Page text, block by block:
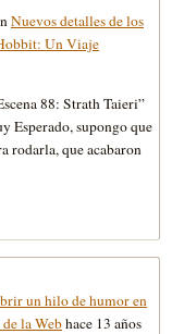
Nuevos detalles de los
Un Viaje
88: Strath Taieri”
Esperado, supongo que
rodarla, que acabaron
un hilo de humor en
la Webhace 13 años